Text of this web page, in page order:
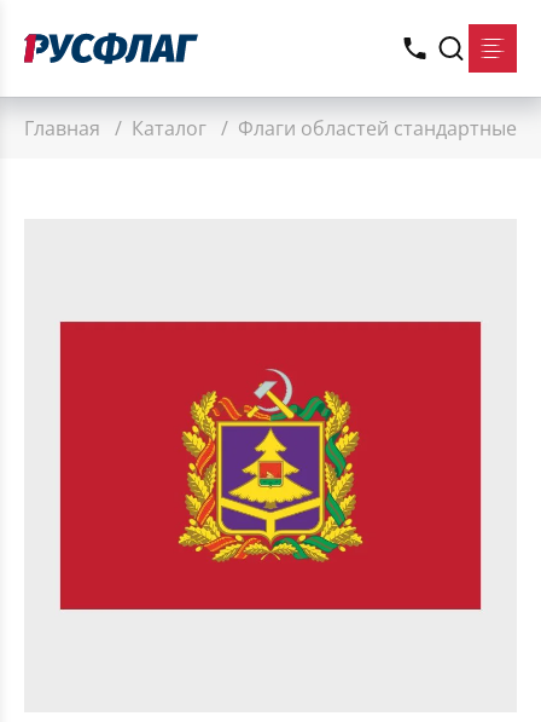
Главная / Каталог / Флаги областей стандартные